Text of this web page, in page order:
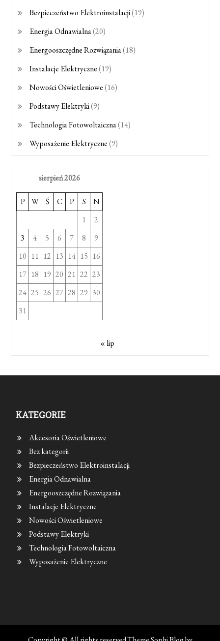
Bezpieczeństwo Elektroinstalacji(19)
Energia Odnawialna(20)
Energooszczędne Rozwiązania(18)
Instalacje Elektryczne(19)
Nowości Oświetleniowe(16)
Podstawy Elektryki(9)
Technologia Fotowoltaiczna(14)
Wyposażenie Elektryczne(9)
sierpień 2026
P W Ś C P S
N
1
2
3
4 5 6 7 8
9
10 11 12 13 14 15 16
17 18 19 20 21 22 23
24 25 26 27 28 29 30
31
« lip
KATEGORIE
Akcesoria Oświetleniowe
Bez kategorii
Bezpieczeństwo Elektroinstalacji
Energia Odnawialna
Energooszczędne Rozwiązania
Instalacje Elektryczne
Nowości Oświetleniowe
Podstawy Elektryki
Technologia Fotowoltaiczna
Wyposażenie Elektryczne